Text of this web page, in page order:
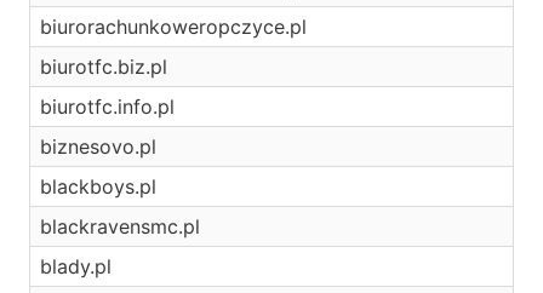
biurorachunkoweropczyce.pl
biurotfc.biz.pl
biurotfc.info.pl
biznesovo.pl
blackboys.pl
blackravensmc.pl
blady.pl